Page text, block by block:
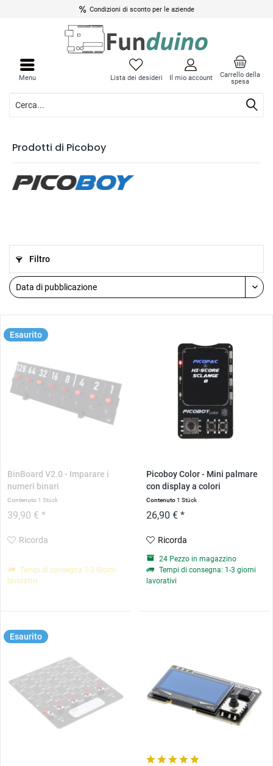
Condizioni di sconto per le aziende
Carrello della
spesa
Lista dei desideri Il mio account
Menu
Prodotti di Picoboy
Filtro
Esaurito
BinBoard V2.0 - Imparare i
numeri binari
Contenuto 1 Stück
39,90 € *
Ricorda
Tempi di consegna 1-3 Giorni
lavorativi
Picoboy Color - Mini palmare
con display a colori
Contenuto1 Stück
26,90 € *
Ricorda
24 Pezzo in magazzino
Tempi di consegna: 1-3 giorni
lavorativi
Esaurito